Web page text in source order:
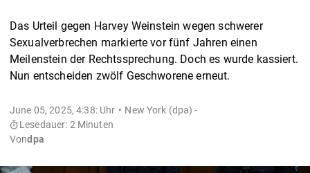
Das Urteil gegen Harvey Weinstein wegen schwerer
Sexualverbrechen markierte vor fünf Jahren einen
Meilenstein der Rechtssprechung. Doch es wurde kassiert.
Nun entscheiden zwölf Geschworene erneut.
June 05, 2025, 4:38: Uhr
New York (dpa) -
Lesedauer: 2 Minuten
Vondpa